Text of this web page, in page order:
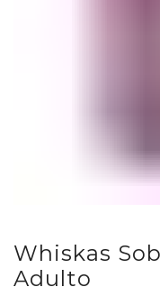
Whiskas
Adulto